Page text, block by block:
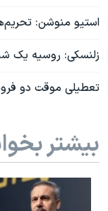
استیو منوشن:
زلنسکی: روسیه یک شبه ۱۴۵ پهپاد به سمت اوکراین
تعطیلی موقت دو
بیشتر